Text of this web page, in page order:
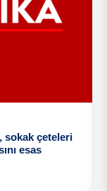
sokak çeteleri
esas